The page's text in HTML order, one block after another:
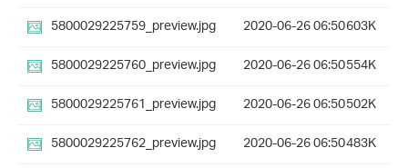
5800029225759_preview.jpg
2020-06-26 06:50603K
5800029225760_preview.jpg
2020-06-26 06:50554K
5800029225761_preview.jpg
2020-06-26 06:50502K
5800029225762_preview.jpg
2020-06-26 06:50483K